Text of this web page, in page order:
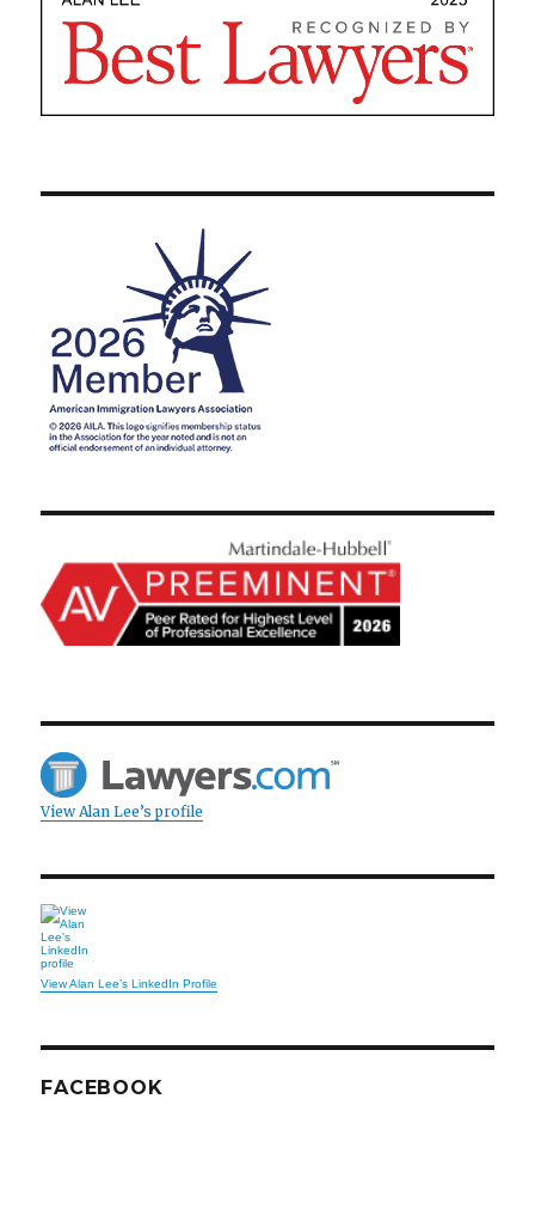
View Alan Lee’s profile
View Alan Lee’s LinkedIn Profile
FACEBOOK